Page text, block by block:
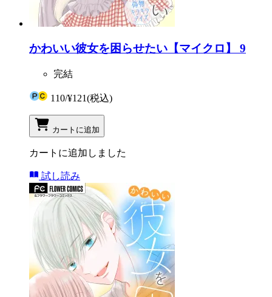
かわいい彼女を困らせたい【マイクロ】 9
完結
110/¥121(税込)
カートに追加
カートに追加しました
試し読み